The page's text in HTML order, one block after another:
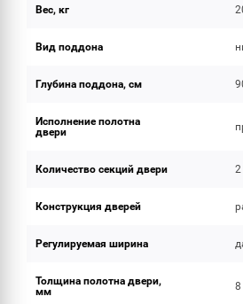
Вес, кг
Вид поддона
Глубина поддона, см
Исполнение полотна
двери
Количество секций двери 2
Конструкция дверей
Регулируемая ширина
Толщина полотна двери,
мм
8